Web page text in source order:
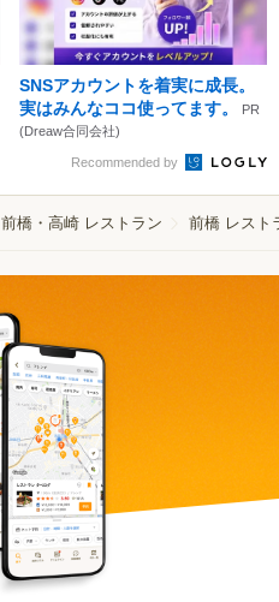
SNSアカウントを着実に成長。
実はみんなココ使ってます。
PR
(Dreaw合同会社)
Recommended by
前橋・高崎 レストラン 前橋 レスト